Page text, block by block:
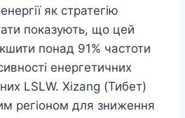
як стратегію
показують, що цей
понад 91% частоти
енергетичних
LSLW. Xizang (Тибет)
регіоном для зниження